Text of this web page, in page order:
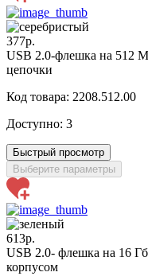
377р.
USB 2.0-флешка на 512
цепочки
Код товара: 2208.512.00
Доступно: 3
Быстрый просмотр
Выберите параметры
613р.
USB 2.0- флешка на 16
корпусом